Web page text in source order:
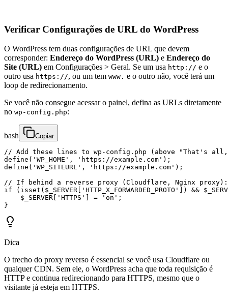
Verificar Configurações de URL do WordPress
O WordPress tem duas configurações de URL que devem
corresponder: Endereço do WordPress (URL) e Endereço do
Site (URL) em Configurações > Geral. Se um usa http:// e o
outro usa https://, ou um tem www. e o outro não, você terá um
loop de redirecionamento.
Se você não consegue acessar o painel, defina as URLs diretamente
no wp-config.php:
bash Copiar
// Add these lines to wp-config.php (above "That's
define('WP_HOME', 'https://example.com');
define('WP_SITEURL', 'https://example.com');
// If behind a reverse proxy (Cloudflare, Nginx proxy):
if (isset($_SERVER['HTTP_X_FORWARDED_PROTO']) &&
    $_SERVER['HTTPS'] = 'on';
}
Dica
O trecho do proxy reverso é essencial se você usa Cloudflare ou
qualquer CDN. Sem ele, o WordPress acha que toda requisição é
HTTP e continua redirecionando para HTTPS, mesmo que o
visitante já esteja em HTTPS.